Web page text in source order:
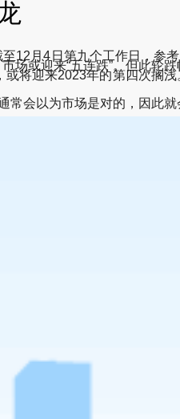
12月4日第九个工作日，参
或迎来“五连跌”。但此轮
将迎来2023年的第四次搁
会以为市场是对的，因此就